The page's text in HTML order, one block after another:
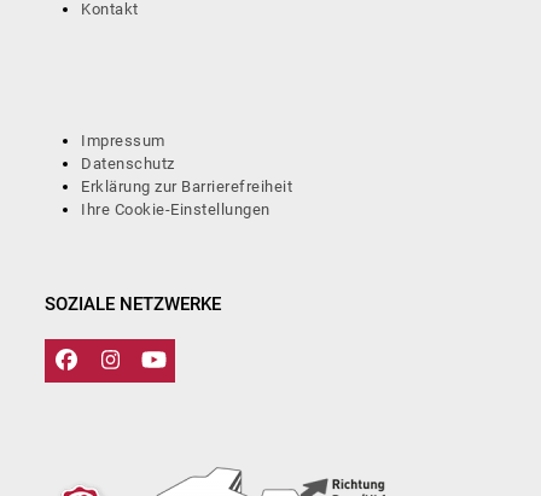
Kontakt
Impressum
Datenschutz
Erklärung zur Barrierefreiheit
Ihre Cookie-Einstellungen
SOZIALE NETZWERKE
Facebook
Instagram
YouTube